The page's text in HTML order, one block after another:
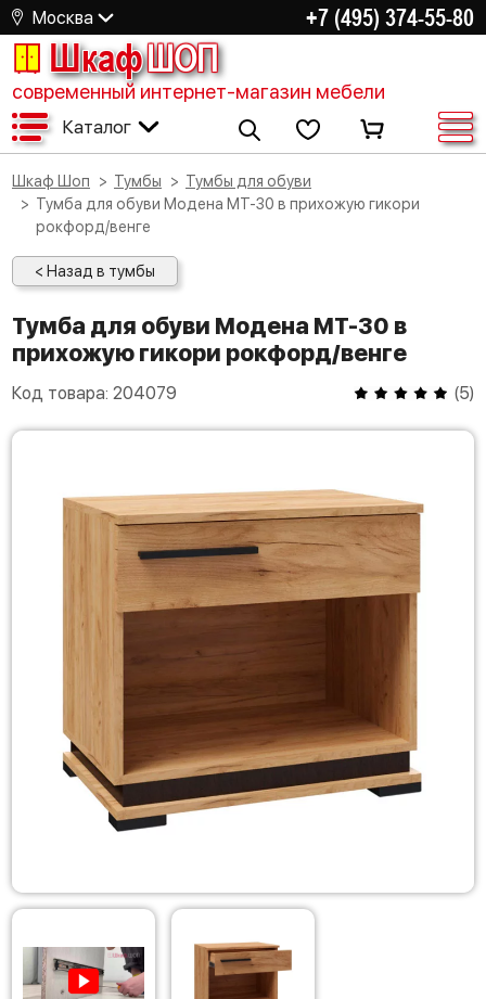
Москва +7 (495) 374-55-80
ШкафШОП
современный интернет-магазин мебели
Каталог
Шкаф Шоп Тумбы
Тумбы для обуви
Тумба для обуви Модена МТ-30 в прихожую гикори
рокфорд/венге
< Назад в тумбы
Тумба для обуви Модена МТ-30 в
прихожую гикори рокфорд/венге
Код товара: 204079 (5)